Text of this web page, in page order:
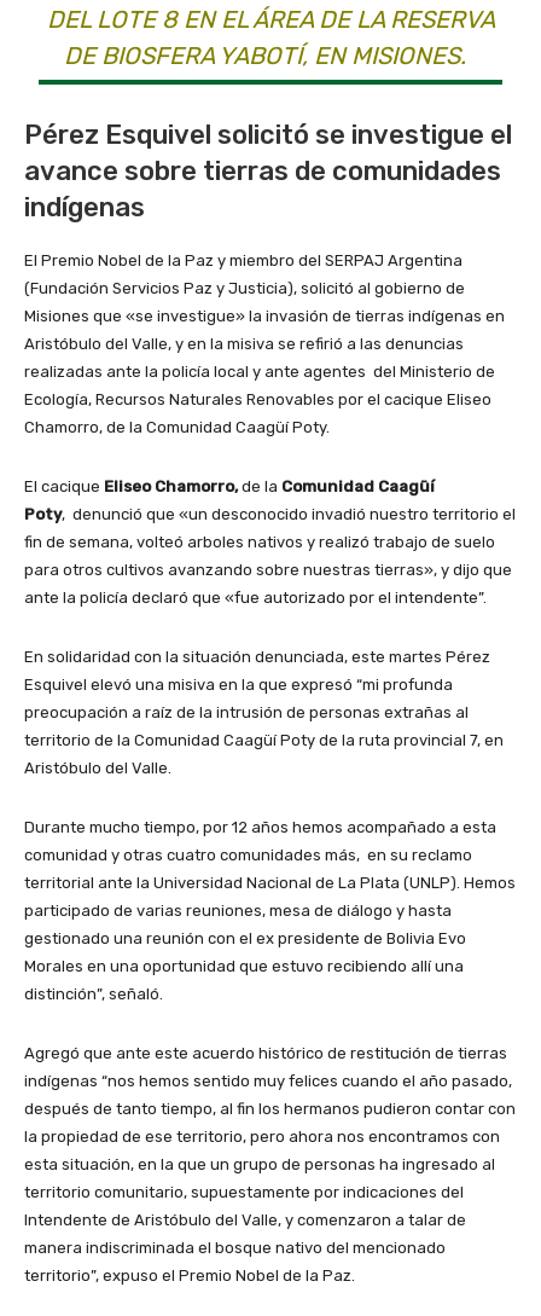
DEL LOTE 8 EN EL ÁREA DE LA RESERVA
DE BIOSFERA YABOTÍ, EN MISIONES.
Pérez Esquivel solicitó se investigue el
avance sobre tierras de comunidades
indígenas
El Premio Nobel de la Paz y miembro del SERPAJ Argentina
(Fundación Servicios Paz y Justicia), solicitó al gobierno de
Misiones que «se investigue» la invasión de tierras indígenas en
Aristóbulo del Valle, y en la misiva se refirió a las denuncias
realizadas ante la policía local y ante agentes del Ministerio de
Ecología, Recursos Naturales Renovables por el cacique Eliseo
Chamorro, de la Comunidad Caagüí Poty.
El cacique Eliseo Chamorro,de la Comunidad Caagüí
Poty, denunció que «un desconocido invadió nuestro territorio el
fin de semana, volteó arboles nativos y realizó trabajo de suelo
para otros cultivos avanzando sobre nuestras tierras», y dijo que
ante la policía declaró que «fue autorizado por el intendente”.
En solidaridad con la situación denunciada, este martes Pérez
Esquivel elevó una misiva en la que expresó “mi profunda
preocupación a raíz de la intrusión de personas extrañas al
territorio de la Comunidad Caagüí Poty de la ruta provincial 7, en
Aristóbulo del Valle.
Durante mucho tiempo, por 12 años hemos acompañado a esta
comunidad y otras cuatro comunidades más, en su reclamo
territorial ante la Universidad Nacional de La Plata (UNLP). Hemos
participado de varias reuniones, mesa de diálogo y hasta
gestionado una reunión con el ex presidente de Bolivia Evo
Morales en una oportunidad que estuvo recibiendo allí una
distinción”, señaló.
Agregó que ante este acuerdo histórico de restitución de tierras
indígenas “nos hemos sentido muy felices cuando el año pasado,
después de tanto tiempo, al fin los hermanos pudieron contar con
la propiedad de ese territorio, pero ahora nos encontramos con
esta situación, en la que un grupo de personas ha ingresado al
territorio comunitario, supuestamente por indicaciones del
Intendente de Aristóbulo del Valle, y comenzaron a talar de
manera indiscriminada el bosque nativo del mencionado
territorio”, expuso el Premio Nobel de la Paz.